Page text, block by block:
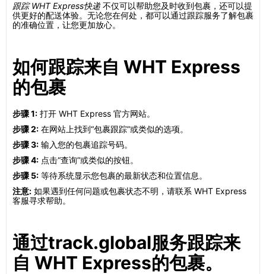
跟踪 WHT Express快递 不仅可以帮助您及时收到包裹，还可以提
供更好的配送体验。无论您在何处，都可以通过跟踪服务了解包裹
的准确位置，让您更加放心。
如何跟踪来自 WHT Express
的包裹
步骤 1: 打开 WHT Express 官方网站。
步骤 2: 在网站上找到“包裹跟踪”或类似的选项。
步骤 3: 输入您的包裹追踪号码。
步骤 4: 点击“查询”或类似的按钮。
步骤 5: 等待系统显示您包裹的最新状态和位置信息。
注意: 如果遇到任何问题或包裹状态不明，请联系 WHT Express
客服寻求帮助。
通过track.global服务跟踪来
自 WHT Express的包裹。